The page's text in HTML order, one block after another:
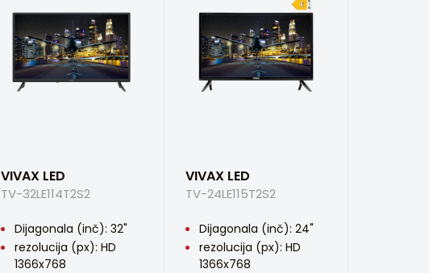
VIVAX LED
TV-32LE114T2S2
Dijagonala (inč): 32"
rezolucija (px): HD
1366x768
VIVAX LED
TV-24LE115T2S2
Dijagonala (inč): 24"
rezolucija (px): HD
1366x768